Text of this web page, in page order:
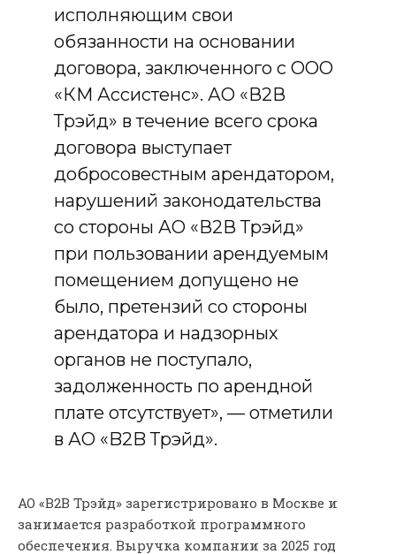
исполняющим свои
обязанности на основании
договора, заключенного с ООО
«КМ Ассистенс». АО «В2В
Трэйд» в течение всего срока
договора выступает
добросовестным арендатором,
нарушений законодательства
со стороны АО «В2В Трэйд»
при пользовании арендуемым
помещением допущено не
было, претензий со стороны
арендатора и надзорных
органов не поступало,
задолженность по арендной
плате отсутствует», — отметили
в АО «B2B Трэйд».
АО «В2В Трэйд» зарегистрировано в Москве и
занимается разработкой программного
обеспечения. Выручка компании за 2025 год